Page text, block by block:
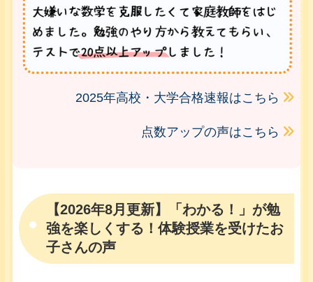
2025年高校・大学合格速報はこちら
点数アップの声はこちら
【2026年8月更新】「わかる！」が勉
強を楽しくする！体験授業を受けたお
子さんの声